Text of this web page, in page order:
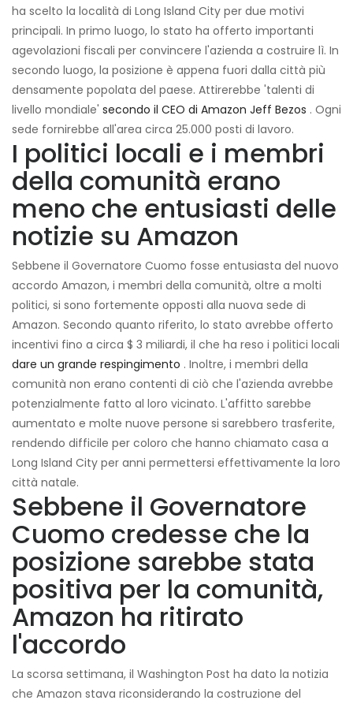
ha scelto la località di Long Island City per due motivi
principali. In primo luogo, lo stato ha offerto importanti
agevolazioni fiscali per convincere l'azienda a costruire lì. In
secondo luogo, la posizione è appena fuori dalla città più
densamente popolata del paese. Attirerebbe 'talenti di
livello mondiale' secondo il CEO di Amazon Jeff Bezos . Ogni
sede fornirebbe all'area circa 25.000 posti di lavoro.
I politici locali e i membri
della comunità erano
meno che entusiasti delle
notizie su Amazon
Sebbene il Governatore Cuomo fosse entusiasta del nuovo
accordo Amazon, i membri della comunità, oltre a molti
politici, si sono fortemente opposti alla nuova sede di
Amazon. Secondo quanto riferito, lo stato avrebbe offerto
incentivi fino a circa $ 3 miliardi, il che ha reso i politici locali
dare un grande respingimento . Inoltre, i membri della
comunità non erano contenti di ciò che l'azienda avrebbe
potenzialmente fatto al loro vicinato. L'affitto sarebbe
aumentato e molte nuove persone si sarebbero trasferite,
rendendo difficile per coloro che hanno chiamato casa a
Long Island City per anni permettersi effettivamente la loro
città natale.
Sebbene il Governatore
Cuomo credesse che la
posizione sarebbe stata
positiva per la comunità,
Amazon ha ritirato
l'accordo
La scorsa settimana, il Washington Post ha dato la notizia
che Amazon stava riconsiderando la costruzione del